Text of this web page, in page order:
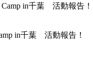
in千葉 活動報告！